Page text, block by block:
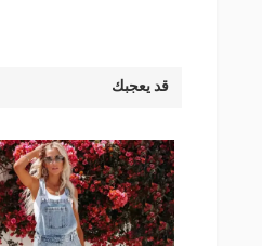
قد يعجبك